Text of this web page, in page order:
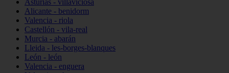
Asturias - villaviciosa
Alicante - benidorm
Valencia - riola
Castellón - vila-real
Murcia - abarán
Lleida - les-borges-blanques
León - león
Valencia - enguera